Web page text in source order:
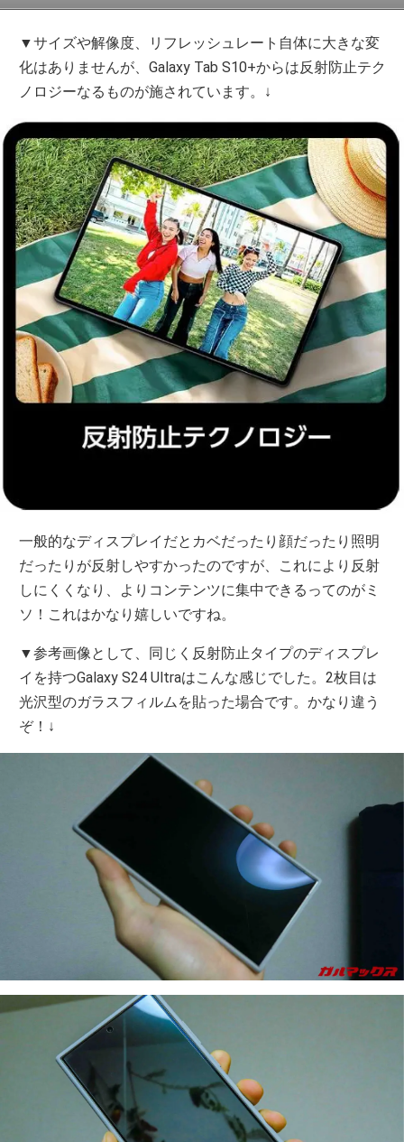
▼サイズや解像度、リフレッシュレート自体に大きな変
化はありませんが、Galaxy Tab S10+からは反射防止テク
ノロジーなるものが施されています。↓
一般的なディスプレイだとカベだったり顔だったり照明
だったりが反射しやすかったのですが、これにより反射
しにくくなり、よりコンテンツに集中できるってのがミ
ソ！これはかなり嬉しいですね。
▼参考画像として、同じく反射防止タイプのディスプレ
イを持つGalaxy S24 Ultraはこんな感じでした。2枚目は
光沢型のガラスフィルムを貼った場合です。かなり違う
ぞ！↓